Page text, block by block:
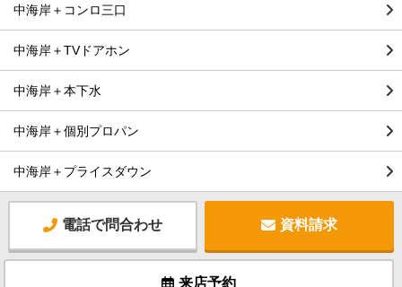
中海岸＋コンロ三口
中海岸＋TVドアホン
中海岸＋本下水
中海岸＋個別プロパン
中海岸＋プライスダウン
電話で問合わせ 資料請求
来店予約